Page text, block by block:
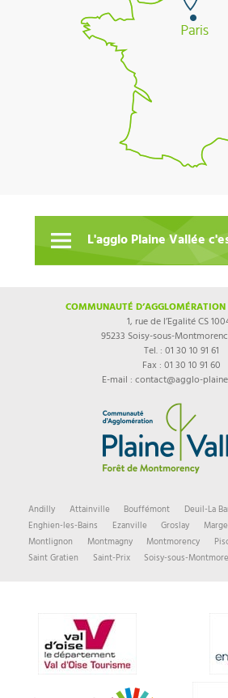
L'agglo Plaine Vallée
COMMUNAUTÉ
1, rue de l’Egalité CS
95233 Soisy-sous-
Tel. : 01 30 10 91 61
Fax : 01 30 10 91 60
E-mail : contact@agglo-
Andilly Attainville Bouffémont Deuil-La
Enghien-les-Bains
Ezanville Groslay
Montlignon
Montmagny Montmorency
Saint Gratien
Saint-Prix Soisy-sous-